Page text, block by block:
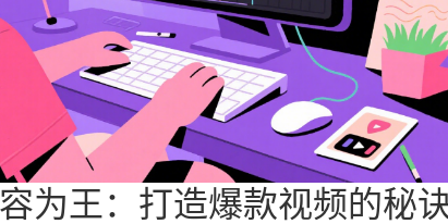
为王：打造爆款视频的秘